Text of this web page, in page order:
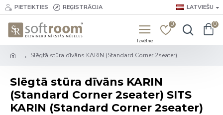
PIETEIKTIES REĢISTRĀCIJA LATVIEŠU
0 0
Slēgtā stūra dīvāns KARIN (Standard Corner 2seater)
Slēgtā stūra dīvāns KARIN
(Standard Corner 2seater) SITS
KARIN (Standard Corner 2seater)